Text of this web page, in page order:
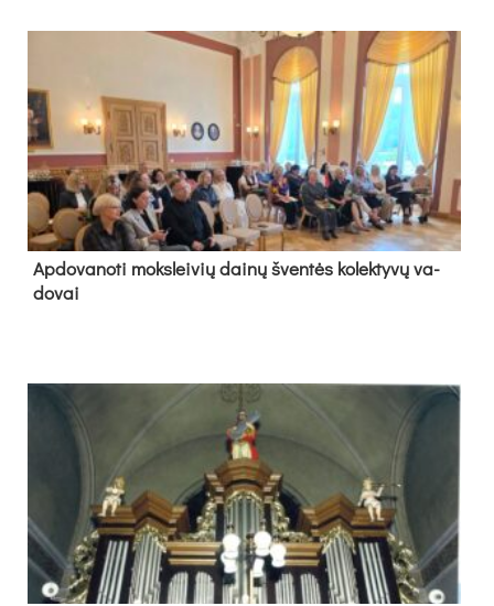
Ap­do­va­no­ti moks­lei­vių dai­nų šven­tės ko­lek­ty­vų va­
do­vai